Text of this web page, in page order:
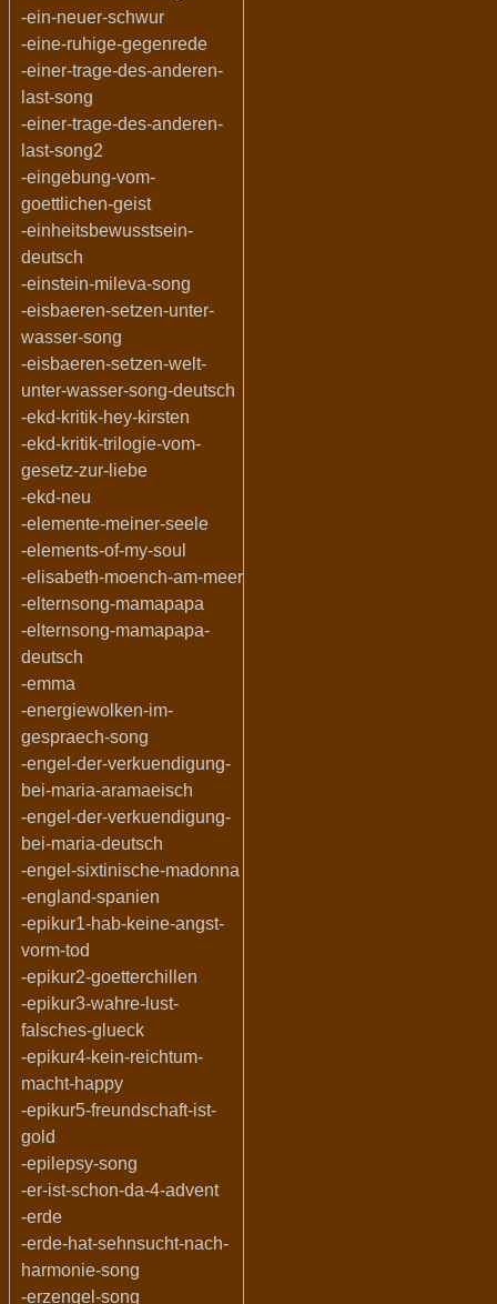
-ein-neuer-schwur
-eine-ruhige-gegenrede
-einer-trage-des-anderen-
last-song
-einer-trage-des-anderen-
last-song2
-eingebung-vom-
goettlichen-geist
-einheitsbewusstsein-
deutsch
-einstein-mileva-song
-eisbaeren-setzen-unter-
wasser-song
-eisbaeren-setzen-welt-
unter-wasser-song-deutsch
-ekd-kritik-hey-kirsten
-ekd-kritik-trilogie-vom-
gesetz-zur-liebe
-ekd-neu
-elemente-meiner-seele
-elements-of-my-soul
-elisabeth-moench-am-meer
-elternsong-mamapapa
-elternsong-mamapapa-
deutsch
-emma
-energiewolken-im-
gespraech-song
-engel-der-verkuendigung-
bei-maria-aramaeisch
-engel-der-verkuendigung-
bei-maria-deutsch
-engel-sixtinische-madonna
-england-spanien
-epikur1-hab-keine-angst-
vorm-tod
-epikur2-goetterchillen
-epikur3-wahre-lust-
falsches-glueck
-epikur4-kein-reichtum-
macht-happy
-epikur5-freundschaft-ist-
gold
-epilepsy-song
-er-ist-schon-da-4-advent
-erde
-erde-hat-sehnsucht-nach-
harmonie-song
-erzengel-song